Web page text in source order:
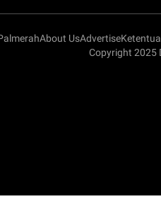
About UsAdvertise
Copyright 2025